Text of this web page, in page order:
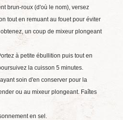
brun-roux (d'où le nom), versez
tout en remuant au fouet pour éviter
un coup de mixeur plongeant
à petite ébullition puis tout en
la cuisson 5 minutes.
soin d'en conserver pour la
ou au mixeur plongeant. Faîtes
en sel.